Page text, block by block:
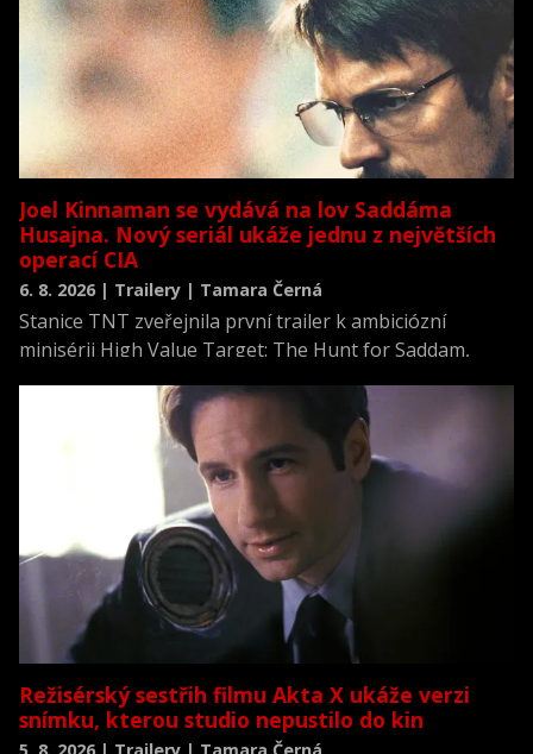
Joel Kinnaman se vydává na lov Saddáma
Husajna. Nový seriál ukáže jednu z největších
operací CIA
6. 8. 2026 | Trailery | Tamara Černá
Stanice TNT zveřejnila první trailer k ambiciózní
minisérii High Value Target: The Hunt for Saddam,
novodobých dějin.
Režisérský sestřih filmu Akta X ukáže verzi
snímku, kterou studio nepustilo do kin